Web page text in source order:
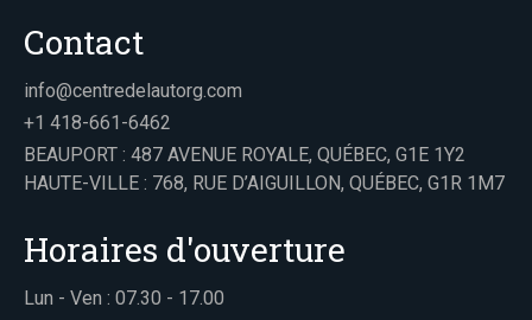
Contact
info@centredelautorg.com
+1 418-661-6462
BEAUPORT : 487 AVENUE ROYALE, QUÉBEC, G1E 1Y2
HAUTE-VILLE : 768, RUE D’AIGUILLON, QUÉBEC, G1R 1M7
Horaires d'ouverture
Lun - Ven : 07.30 - 17.00